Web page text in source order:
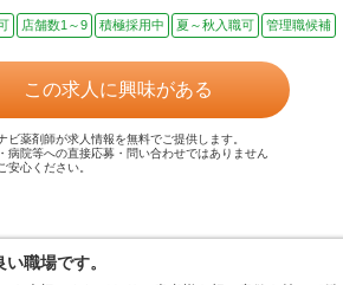
店舗数1～9 積極採用中 夏～秋入職可 管理職候補
この求人に興味がある
ビ薬剤師が求人情報を無料でご提供します。
病院等への直接応募・問い合わせではありません
安心ください。
職場です。